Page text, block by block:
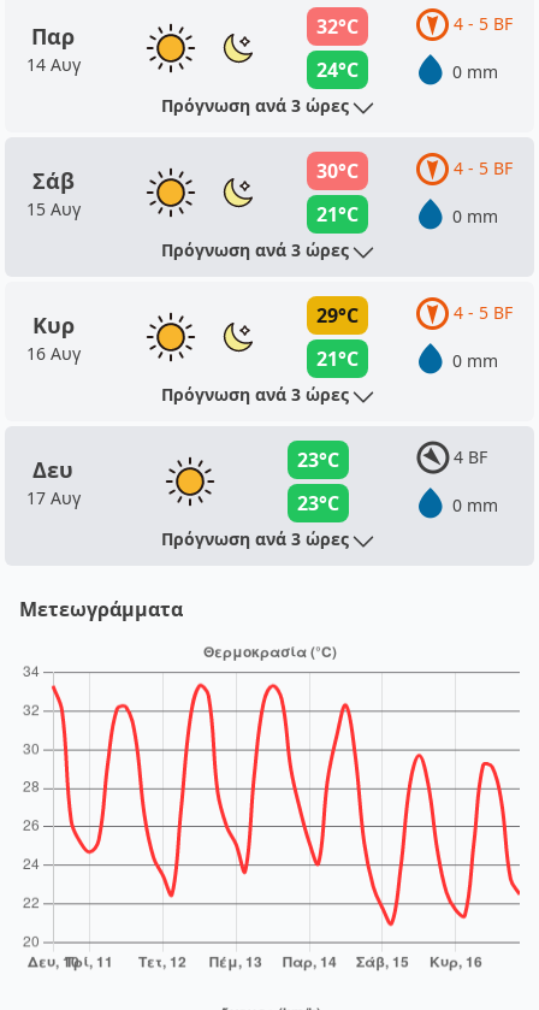
Παρ
14 Αυγ
32°C
24°C
4 - 5 BF
0 mm
Πρόγνωση ανά 3 ώρες
Σάβ
15 Αυγ
30°C
21°C
4 - 5 BF
0 mm
Πρόγνωση ανά 3 ώρες
Κυρ
16 Αυγ
29°C
21°C
4 - 5 BF
0 mm
Πρόγνωση ανά 3 ώρες
Δευ
17 Αυγ
23°C
23°C
4 BF
0 mm
Πρόγνωση ανά 3 ώρες
Μετεωγράμματα